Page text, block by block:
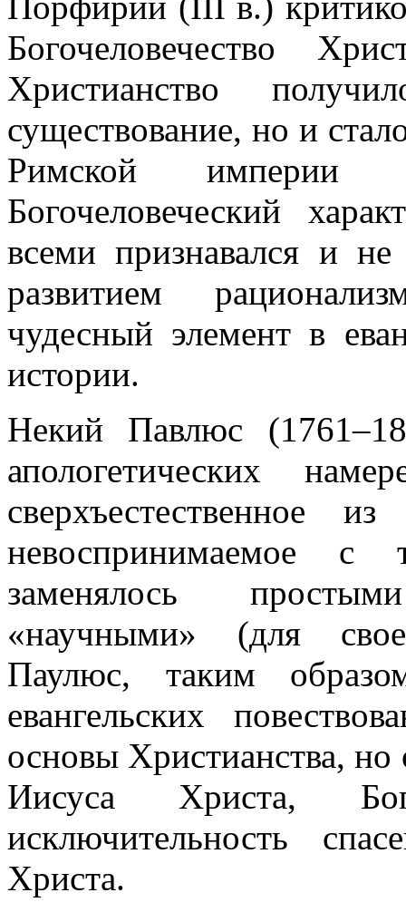
Богочеловечество
Христианство
существование, но и
Римской империи
Богочеловеческий
всеми признавался и
развитием
чудесный элемент в
истории.
Некий Павлюс
апологетических
сверхъестественное
невоспринимаемое с
заменялось
«научными» (для
Паулюс, таким
евангельских
основы Христианства, но
Иисуса Христа,
исключительность
Христа.